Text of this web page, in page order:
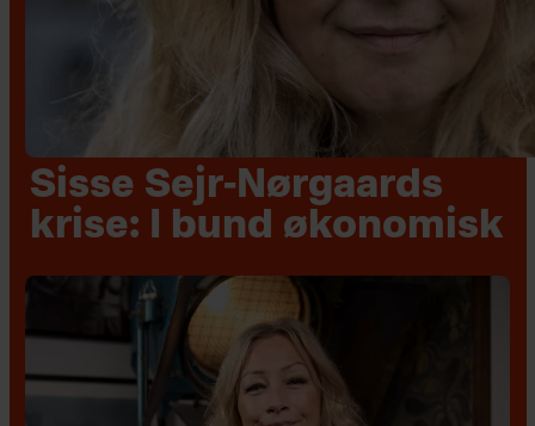
Sisse Sejr-Nørgaards
krise: I bund økonomisk